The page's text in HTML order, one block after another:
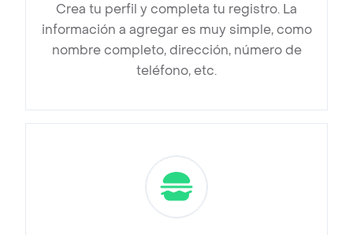
Crea tu perfil y completa tu registro. La
información a agregar es muy simple, como
nombre completo, dirección, número de
teléfono, etc.